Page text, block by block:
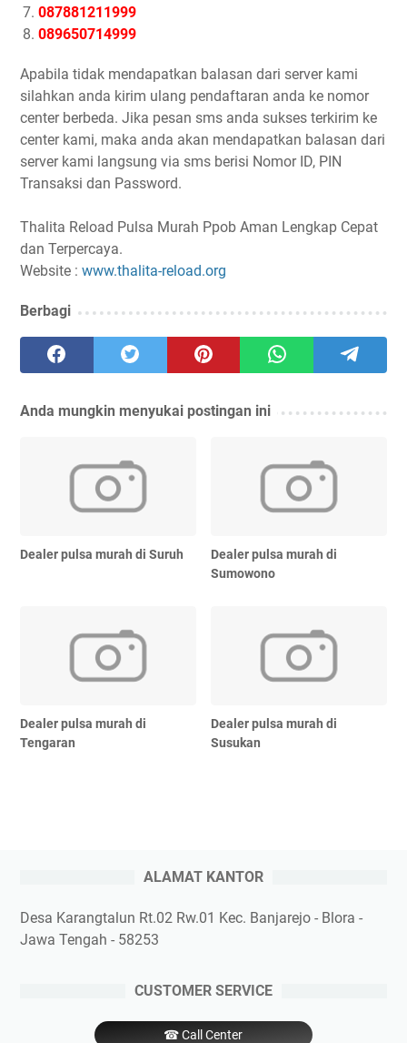
087881211999
089650714999
Apabila tidak mendapatkan balasan dari server kami
silahkan anda kirim ulang pendaftaran anda ke nomor
center berbeda. Jika pesan sms anda sukses terkirim ke
center kami, maka anda akan mendapatkan balasan dari
server kami langsung via sms berisi Nomor ID, PIN
Transaksi dan Password.
Thalita Reload Pulsa Murah Ppob Aman Lengkap Cepat
dan Terpercaya.
Website : www.thalita-reload.org
Berbagi
Anda mungkin menyukai postingan ini
Dealer pulsa murah di Suruh
Dealer pulsa murah di
Sumowono
Dealer pulsa murah di
Tengaran
Dealer pulsa murah di
Susukan
ALAMAT KANTOR
Desa Karangtalun Rt.02 Rw.01 Kec. Banjarejo - Blora -
Jawa Tengah - 58253
CUSTOMER SERVICE
☎ Call Center